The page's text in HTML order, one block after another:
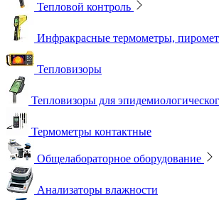
Тепловой контроль
Инфракрасные термометры,
Тепловизоры
Тепловизоры для
Термометры контактные
Общелабораторное оборудование
Анализаторы влажности